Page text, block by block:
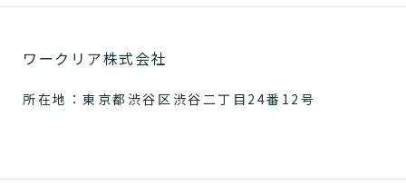
ワークリア株式会社
所在地：東京都渋谷区渋谷二丁目24番12号